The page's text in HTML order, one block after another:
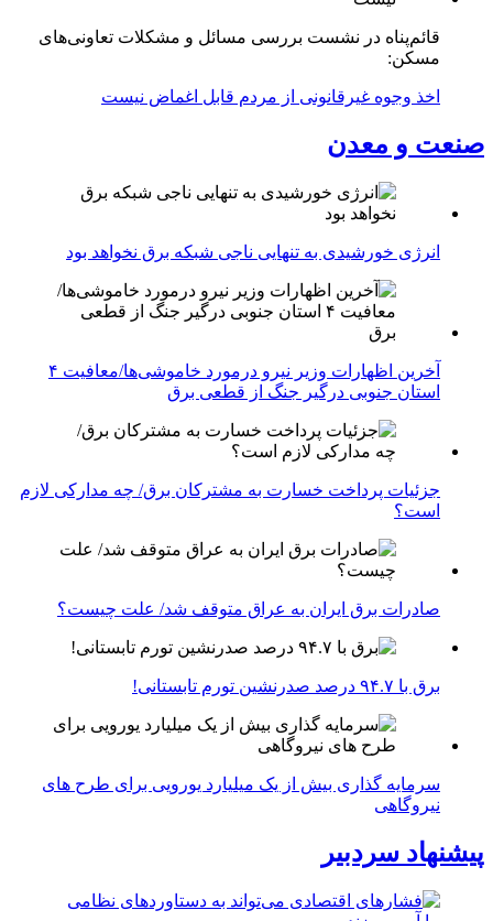
قائم‌پناه در نشست بررسی مسائل و مشکلات تعاونی‌های
مسکن:
اخذ وجوه غیرقانونی از مردم قابل اغماض نیست
صنعت و معدن
انرژی خورشیدی به تنهایی ناجی شبکه برق نخواهد بود
آخرین اظهارات وزیر نیرو درمورد خاموشی‌ها/معافیت ۴
استان جنوبی درگیر جنگ از قطعی برق
جزئیات پرداخت خسارت به مشترکان برق/ چه مدارکی لازم
است؟
صادرات برق ایران به عراق متوقف شد/ علت چیست؟
برق با ۹۴.۷ درصد صدرنشین تورم تابستانی!
سرمایه گذاری بیش از یک میلیارد یورویی برای طرح های
نیروگاهی
پیشنهاد سردبیر